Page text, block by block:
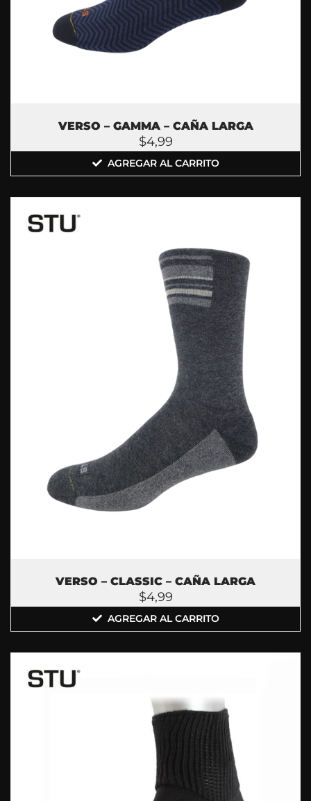
VERSO – GAMMA – CAÑA LARGA
$4,99
AGREGAR AL CARRITO
VERSO – CLASSIC – CAÑA LARGA
$4,99
AGREGAR AL CARRITO